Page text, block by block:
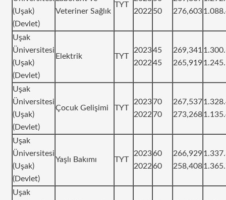
(Uşak)
(Devlet)
Veteriner Sağlık
TYT
2022 50
276,603
Uşak
Üniversitesi
(Uşak)
(Devlet)
Elektrik TYT
2023
2022
45
45
269,341
265,919
Uşak
Üniversitesi
(Uşak)
(Devlet)
Çocuk Gelişimi TYT
2023
2022
70
70
267,537
273,268
Uşak
Üniversitesi
(Uşak)
(Devlet)
Yaşlı Bakımı TYT
2023
2022
60
60
266,929
258,408
Uşak